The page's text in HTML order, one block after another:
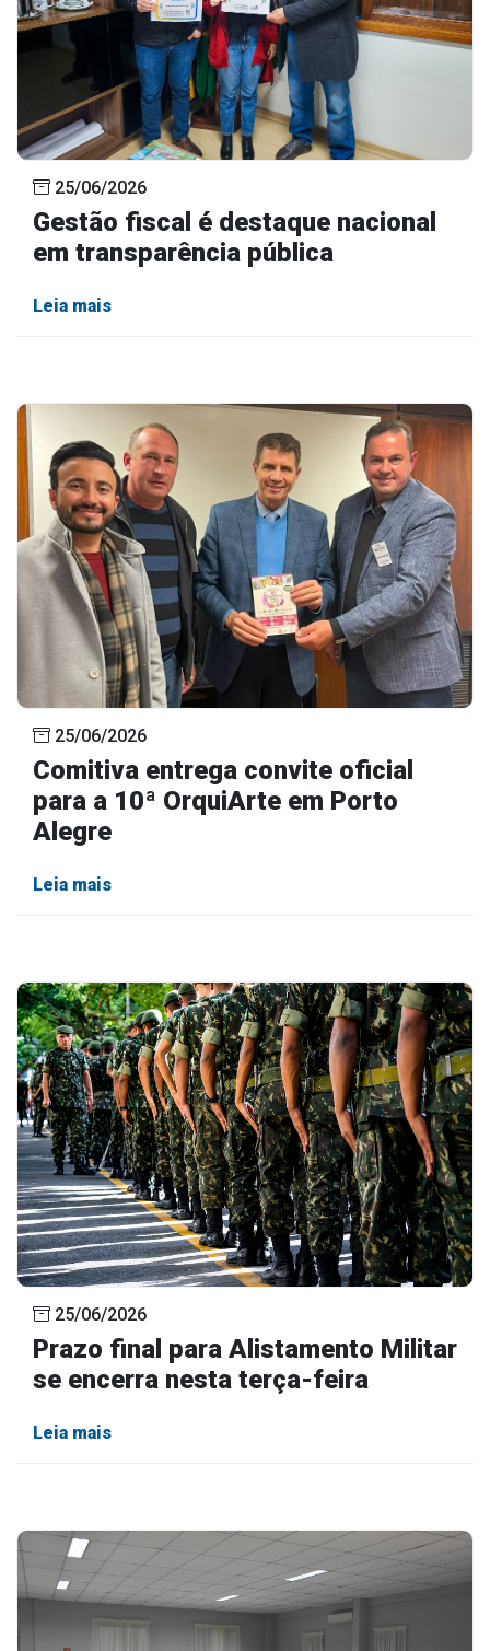
25/06/2026
Gestão fiscal é destaque nacional
em transparência pública
Leia mais
25/06/2026
Comitiva entrega convite oficial
para a 10ª OrquiArte em Porto
Alegre
Leia mais
25/06/2026
Prazo final para Alistamento Militar
se encerra nesta terça-feira
Leia mais